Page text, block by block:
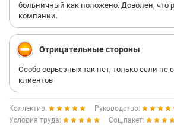
больничный как положено. Доволен, что
компании.
Отрицательные стороны
Особо серьезных так нет, только если не
клиентов
Коллектив:
Руководство:
Условия труда:
Соц.пакет: